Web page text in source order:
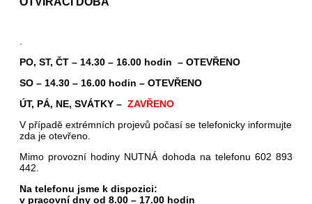
PO, ST, ČT – 14.30 – 16.00 hodin – OTEVŘENO
SO – 14.30 – 16.00 hodin – OTEVŘENO
ÚT, PÁ, NE, SVÁTKY – ZAVŘENO
V případě extrémních projevů počasí se telefonicky informujte
zda je otevřeno.
Mimo provozní hodiny NUTNÁ dohoda na telefonu 602 893
442.
Na telefonu jsme k dispozici:
v pracovní dny od 8.00 – 17.00 hodin